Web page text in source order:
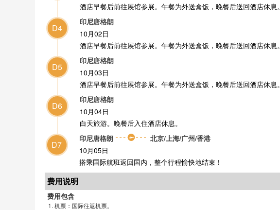
酒店早餐后前往展馆参展。午餐为外送盒饭，晚餐后送回酒店休息。
D4
印尼唐格朗
10月02日
酒店早餐后前往展馆参展。午餐为外送盒饭，晚餐后送回酒店休息。
D5
印尼唐格朗
10月03日
酒店早餐后前往展馆参展。午餐为外送盒饭，晚餐后送回酒店休息。
D6
印尼唐格朗
10月04日
白天旅游。晚餐后入住酒店休息。
D7
印尼唐格朗
北京/上海/广州/香港
10月05日
搭乘国际航班返回国内，整个行程愉快地结束！
费用说明
费用包含
机票：国际往返机票。